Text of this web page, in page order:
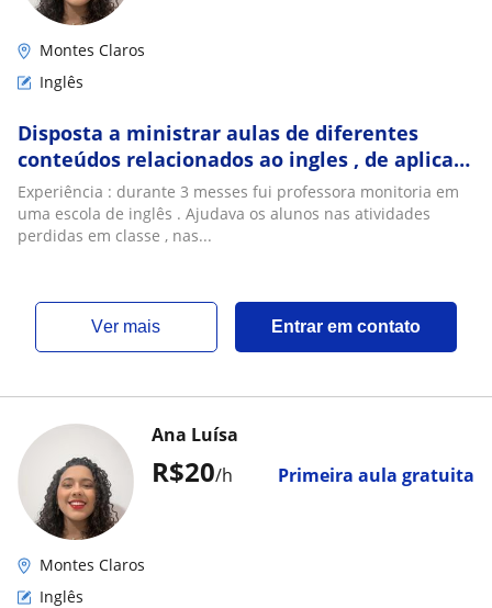
Montes Claros
Inglês
Disposta a ministrar aulas de diferentes
conteúdos relacionados ao ingles , de aplicar
atividades de gramática e também
impulsionar a prática do inglês , por meio , de
conversas e trocas de conhecimentos entre
Experiência : durante 3 messes fui professora monitoria em
uma escola de inglês . Ajudava os alunos nas atividades
perdidas em classe , nas...
ver mais Entrar em contato
R$20/h Primeira aula gratuita
Ana Luísa
Montes Claros
Inglês